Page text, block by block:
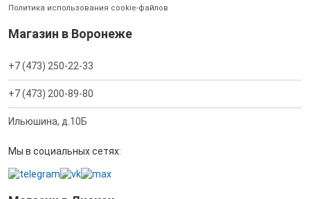
Политика использования cookie-файлов
Магазин в Воронеже
+7 (473) 250-22-33
+7 (473) 200-89-80
Ильюшина, д.10Б
Мы в социальных сетях: